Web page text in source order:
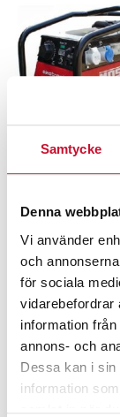
Samtycke
Denna
Vi använder
och
för sociala
vidarebefordrar
information
annons- och
Dessa kan i sin
information
Motorsvets
hk TS 200
59,900.00kr
Vem
Ett flertal